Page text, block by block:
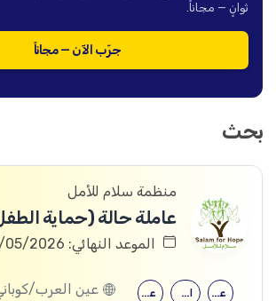
ثوانٍ — مجاناً.
جرّب الآن — مجاناً
بحث
منظمة سلام للأمل
الموعد النهائي: 10/05/2026
علم النفس الإرشاد النفسي علم النفس